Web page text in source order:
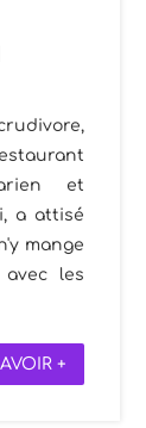
et
a attisé
mange
les
+